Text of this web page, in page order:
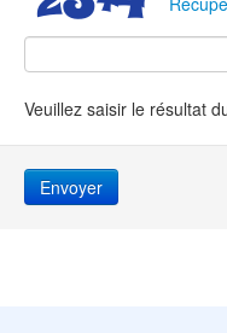
Veuillez saisir le résultat
Envoyer